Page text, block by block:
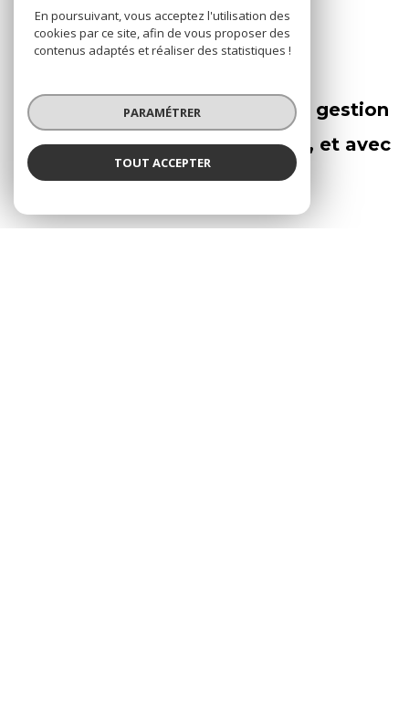
RÉACTIVE ET À VOTRE
Chez l’Agence du Palais, votre gestion
locative est conçue pour vous, et avec
vous
En poursuivant, vous acceptez l'utilisation des
cookies par ce site, afin de vous proposer des
contenus adaptés et réaliser des statistiques !
PARAMÉTRER
TOUT ACCEPTER